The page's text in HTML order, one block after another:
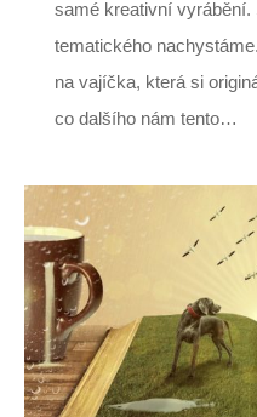
samé kreativní vyrábění.
tematického
na vajíčka, která si
co dalšího nám tento…